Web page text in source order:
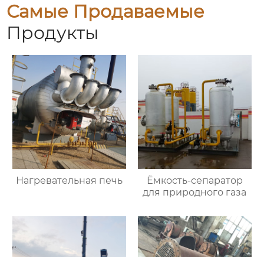
Самые Продаваемые
Продукты
Нагревательная печь
Ёмкость-сепаратор
для природного газа